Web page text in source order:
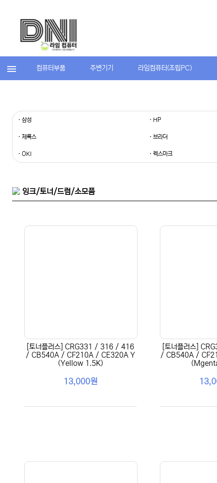
컴퓨터부품 주변기기 라임컴퓨터(조립PC)
· 삼성 · HP
· 제록스 · 브라더
· OKI · 렉스마크
잉크/토너/드럼/소모품
[토너플러스] CRG331 / 316 / 416
/ CB540A / CF210A / CE320A Y
(Yellow 1.5K)
13,000원
[토너플러스]
/ CB540A /